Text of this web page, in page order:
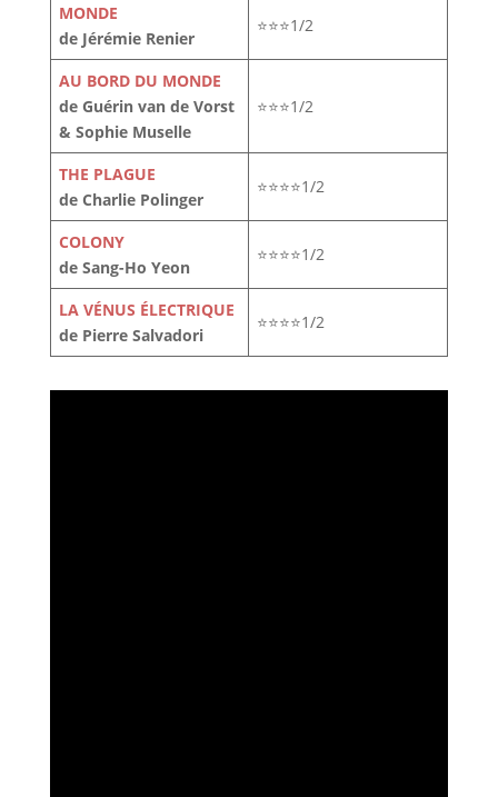
MONDE
de Jérémie Renier
⭐⭐⭐1/2
AU BORD DU MONDE
de Guérin van de Vorst
& Sophie Muselle
⭐⭐⭐1/2
THE PLAGUE
de Charlie Polinger
⭐⭐⭐⭐1/2
COLONY
de Sang-Ho Yeon
⭐⭐⭐⭐1/2
LA VÉNUS ÉLECTRIQUE
de Pierre Salvadori
⭐⭐⭐⭐1/2